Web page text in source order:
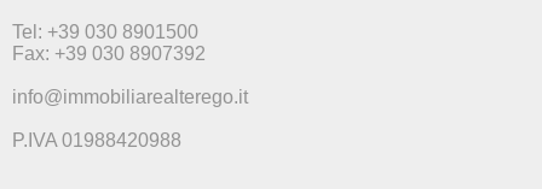
Tel: +39 030 8901500
Fax: +39 030 8907392
info@immobiliarealterego.it
P.IVA 01988420988